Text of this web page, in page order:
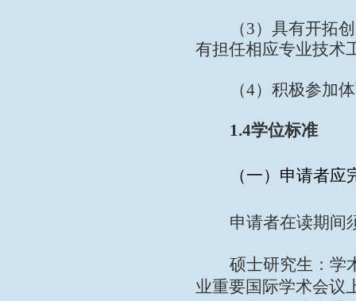
（3）具有开拓
有担任相应专业技术
（4）积极参加
1.4学位标准
（一）申请者
申请者在读期间
硕士研究生：学
业重要国际学术会议